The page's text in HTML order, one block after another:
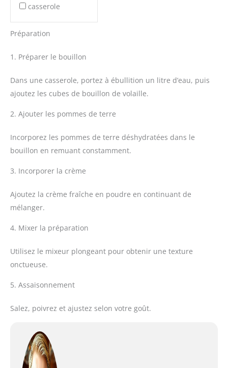
casserole
Préparation
1. Préparer le bouillon
Dans une casserole, portez à ébullition un litre d’eau, puis
ajoutez les cubes de bouillon de volaille.
2. Ajouter les pommes de terre
Incorporez les pommes de terre déshydratées dans le
bouillon en remuant constamment.
3. Incorporer la crème
Ajoutez la crème fraîche en poudre en continuant de
mélanger.
4. Mixer la préparation
Utilisez le mixeur plongeant pour obtenir une texture
onctueuse.
5. Assaisonnement
Salez, poivrez et ajustez selon votre goût.